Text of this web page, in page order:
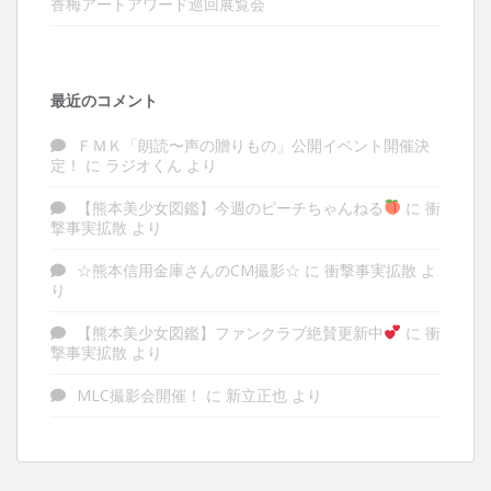
最近のコメント
ＦＭＫ「朗読〜声の贈りもの」公開イベント開催決
定！ に ラジオくん より
【熊本美少女図鑑】今週のピーチちゃんねる に 衝
撃事実拡散 より
☆熊本信用金庫さんのCM撮影☆ に 衝撃事実拡散 よ
り
【熊本美少女図鑑】ファンクラブ絶賛更新中 に 衝
撃事実拡散 より
MLC撮影会開催！ に 新立正也 より